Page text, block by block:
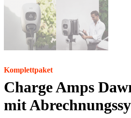
Komplettpaket
Charge Amps
mit